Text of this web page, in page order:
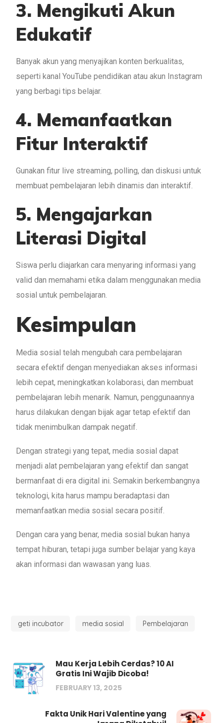
3. Mengikuti Akun
Edukatif
Banyak akun yang menyajikan konten berkualitas,
seperti kanal YouTube pendidikan atau akun Instagram
yang berbagi tips belajar.
4. Memanfaatkan
Fitur Interaktif
Gunakan fitur live streaming, polling, dan diskusi untuk
membuat pembelajaran lebih dinamis dan interaktif.
5. Mengajarkan
Literasi Digital
Siswa perlu diajarkan cara menyaring informasi yang
valid dan memahami etika dalam menggunakan media
sosial untuk pembelajaran.
Kesimpulan
Media sosial telah mengubah cara pembelajaran
secara efektif dengan menyediakan akses informasi
lebih cepat, meningkatkan kolaborasi, dan membuat
pembelajaran lebih menarik. Namun, penggunaannya
harus dilakukan dengan bijak agar tetap efektif dan
tidak menimbulkan dampak negatif.
Dengan strategi yang tepat, media sosial dapat
menjadi alat pembelajaran yang efektif dan sangat
bermanfaat di era digital ini. Semakin berkembangnya
teknologi, kita harus mampu beradaptasi dan
memanfaatkan media sosial secara positif.
Dengan cara yang benar, media sosial bukan hanya
tempat hiburan, tetapi juga sumber belajar yang kaya
akan informasi dan wawasan yang luas.
geti incubator media sosial Pembelajaran
Mau Kerja Lebih Cerdas? 10 AI
Gratis Ini Wajib Dicoba!
FEBRUARY 13, 2025
Fakta Unik Hari Valentine yang